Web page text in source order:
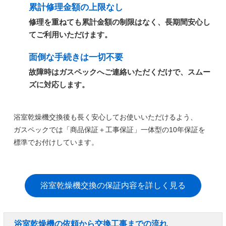
累計修理金額の上限なし
修理を重ねても累計金額の制限はなく、長期間安心し
てご利用いただけます。
面倒な手続きは一切不要
故障時はガスペックへご連絡いただくだけで、スムー
ズに対応します。
浴室乾燥機交換後も長く安心してお使いいただけるよう、
ガスペックでは 「商品保証＋工事保証」一体型の10年保証を
標準でお付けしています。
浴室乾燥機交換の保証内容を詳しく見る
浴室乾燥機の依頼から交換工事までの流れ